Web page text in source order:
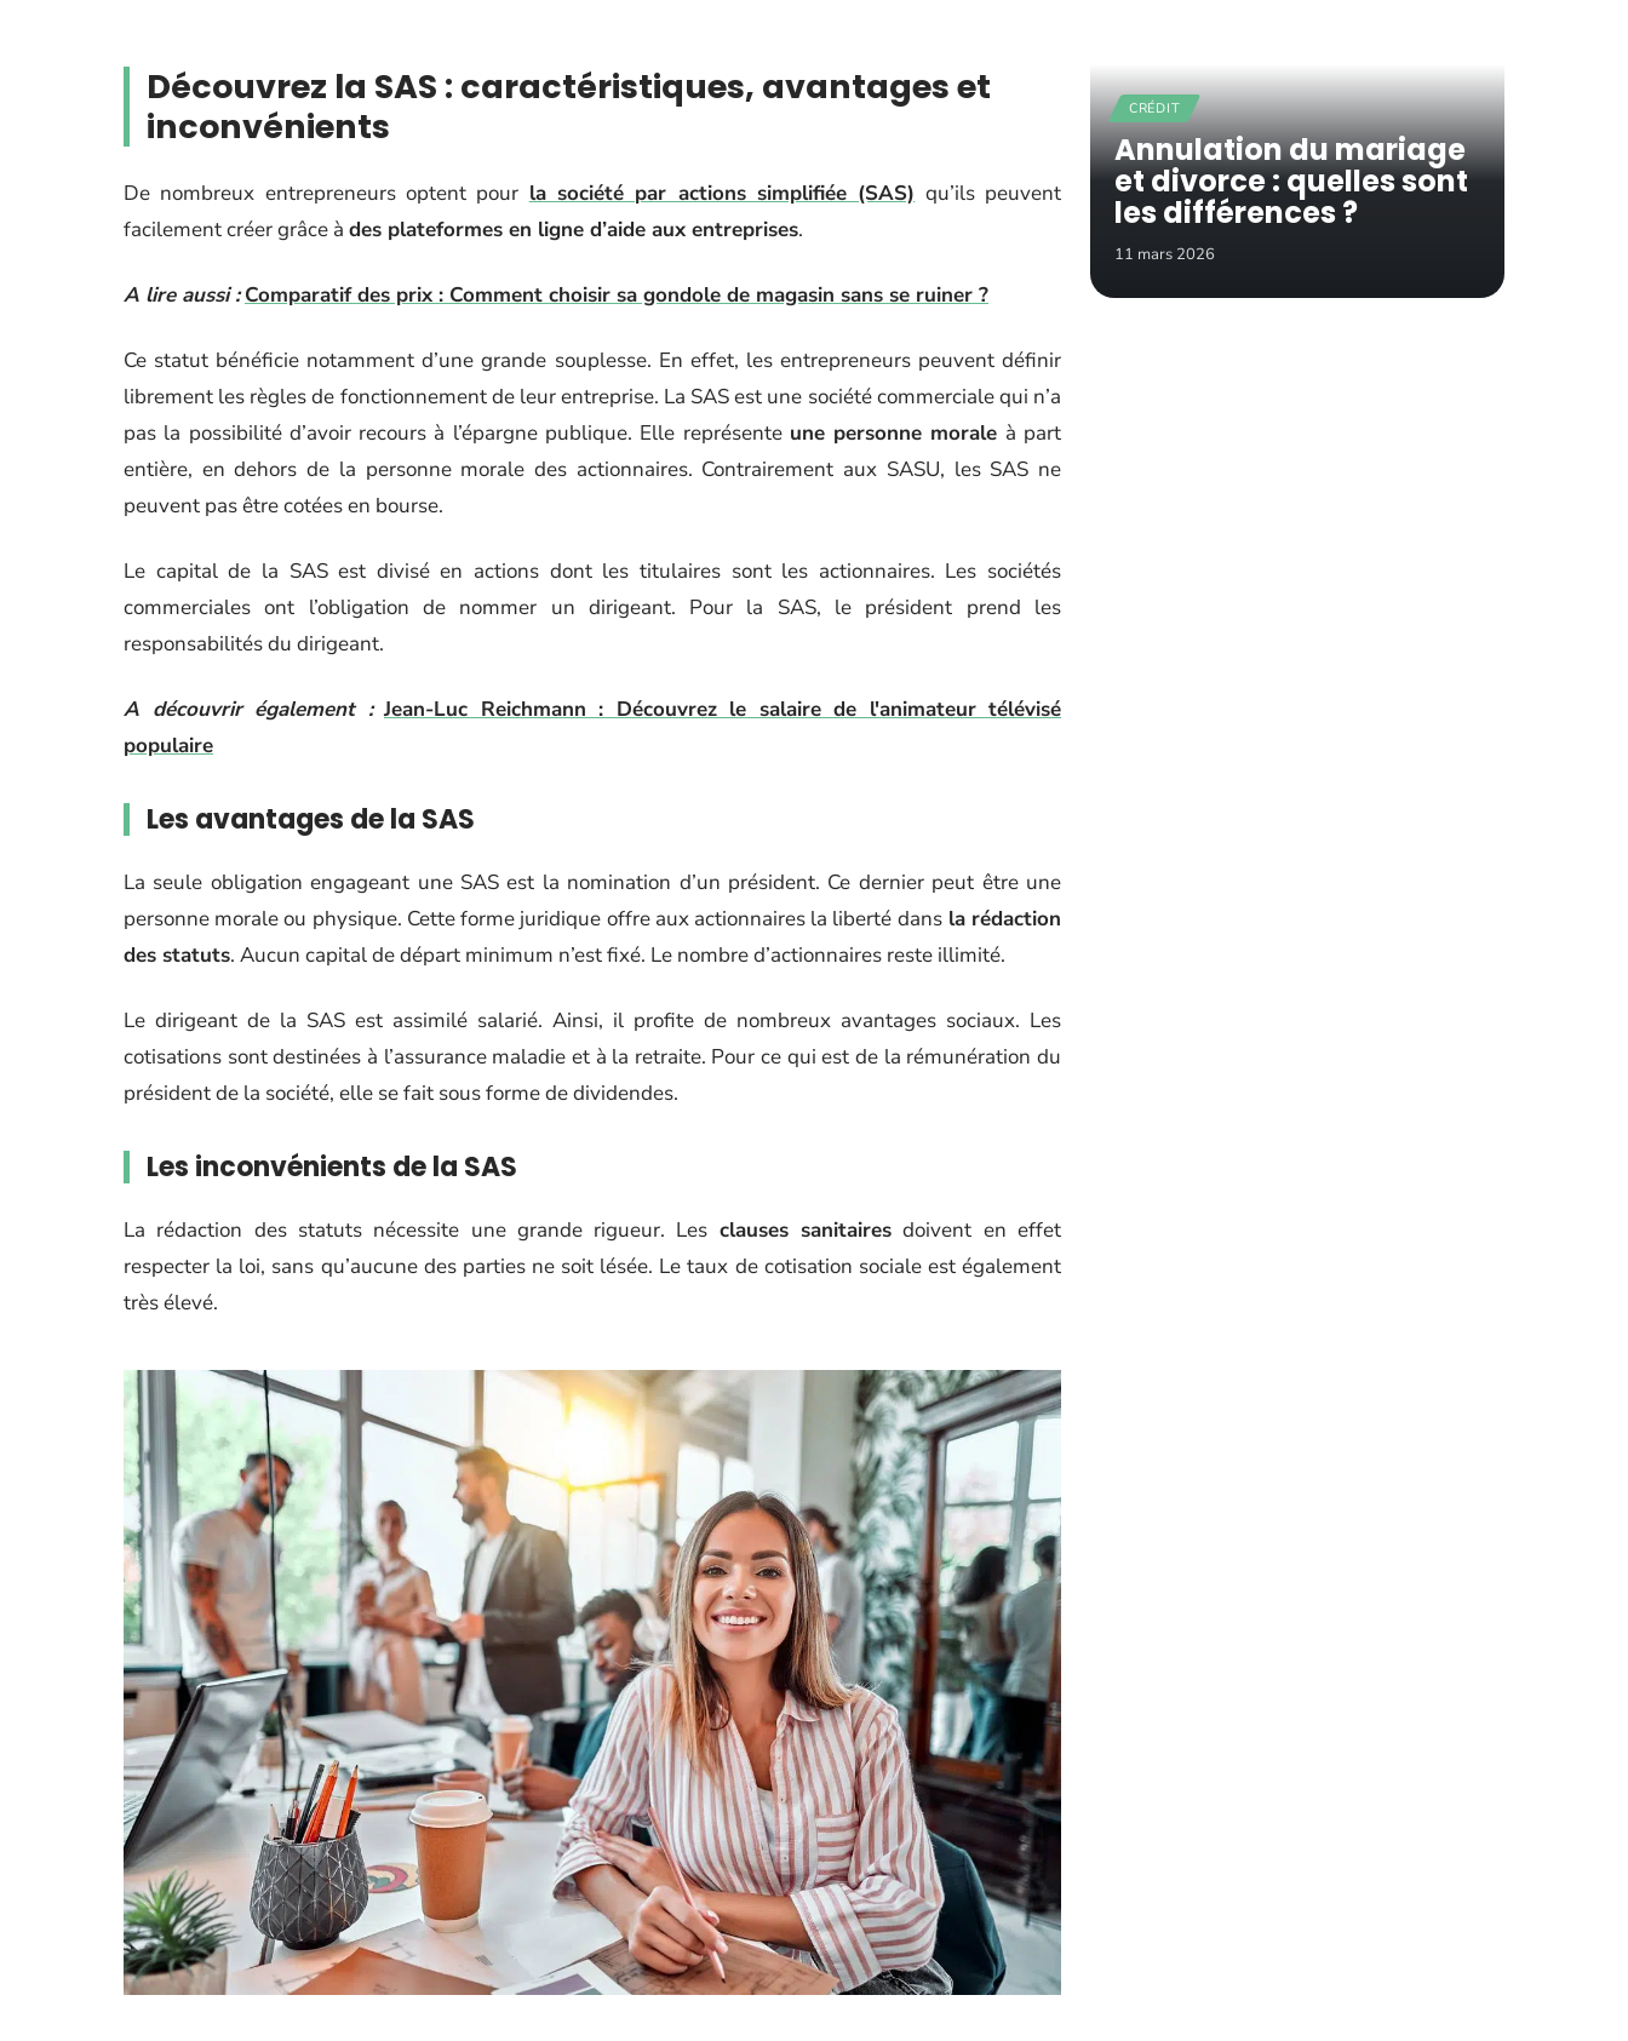
Découvrez la SAS : caractéristiques, avantages et
inconvénients
De nombreux entrepreneurs optent pour la société par actions simplifiée (SAS) qu’ils peuvent
facilement créer grâce à des plateformes en ligne d’aide aux entreprises.
A lire aussi : Comparatif des prix : Comment choisir sa gondole de magasin sans se ruiner ?
Ce statut bénéficie notamment d’une grande souplesse. En effet, les entrepreneurs peuvent définir
librement les règles de fonctionnement de leur entreprise. La SAS est une société commerciale qui n’a
pas la possibilité d’avoir recours à l’épargne publique. Elle représente une personne morale à part
entière, en dehors de la personne morale des actionnaires. Contrairement aux SASU, les SAS ne
peuvent pas être cotées en bourse.
Le capital de la SAS est divisé en actions dont les titulaires sont les actionnaires. Les sociétés
commerciales ont l’obligation de nommer un dirigeant. Pour la SAS, le président prend les
responsabilités du dirigeant.
A découvrir également : Jean-Luc Reichmann : Découvrez le salaire de l'animateur télévisé
populaire
Les avantages de la SAS
La seule obligation engageant une SAS est la nomination d’un président. Ce dernier peut être une
personne morale ou physique. Cette forme juridique offre aux actionnaires la liberté dansla rédaction
des statuts. Aucun capital de départ minimum n’est fixé. Le nombre d’actionnaires reste illimité.
Le dirigeant de la SAS est assimilé salarié. Ainsi, il profite de nombreux avantages sociaux. Les
cotisations sont destinées à l’assurance maladie et à la retraite. Pour ce qui est de la rémunération du
président de la société, elle se fait sous forme de dividendes.
Les inconvénients de la SAS
La rédaction des statuts nécessite une grande rigueur. Les clauses sanitaires doivent en effet
respecter la loi, sans qu’aucune des parties ne soit lésée. Le taux de cotisation sociale est également
très élevé.
CRÉDIT
Annulation du mariage
et divorce : quelles sont
les différences ?
11 mars 2026